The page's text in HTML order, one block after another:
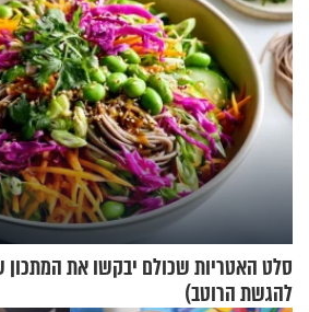
סלט האטריות שכולם יבקשו את
להגשת הרוטב)